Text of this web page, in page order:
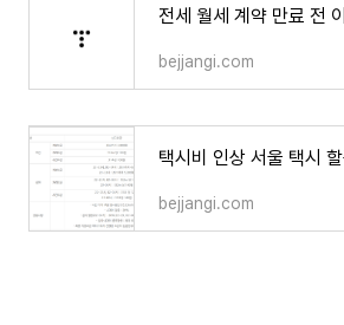
bejjangi.com
bejjangi.com